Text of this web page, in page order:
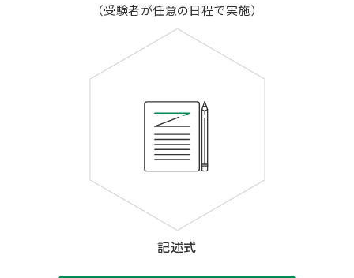
（受験者が任意の日程で実施）
記述式